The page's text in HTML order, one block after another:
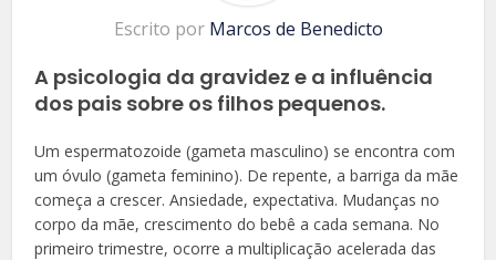
Escrito por Marcos de Benedicto
A psicologia da gravidez e a influência
dos pais sobre os filhos pequenos.
Um espermatozoide (gameta masculino) se encontra com
um óvulo (gameta feminino). De repente, a barriga da mãe
começa a crescer. Ansiedade, expectativa. Mudanças no
corpo da mãe, crescimento do bebê a cada semana. No
primeiro trimestre, ocorre a multiplicação acelerada das